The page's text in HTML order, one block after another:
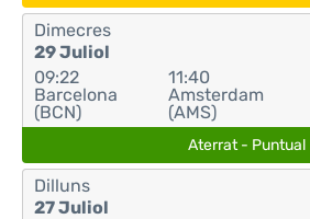
Dimecres
29 Juliol
09:22
Barcelona
(BCN)
11:40
Amsterdam
(AMS)
Aterrat - Puntual
Dilluns
27 Juliol